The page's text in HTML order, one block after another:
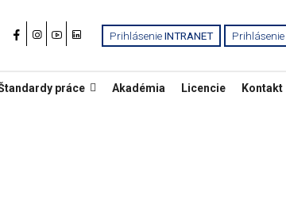
PrihlásenieINTRANET Prihlásenie
práce Akadémia Licencie Kontakt